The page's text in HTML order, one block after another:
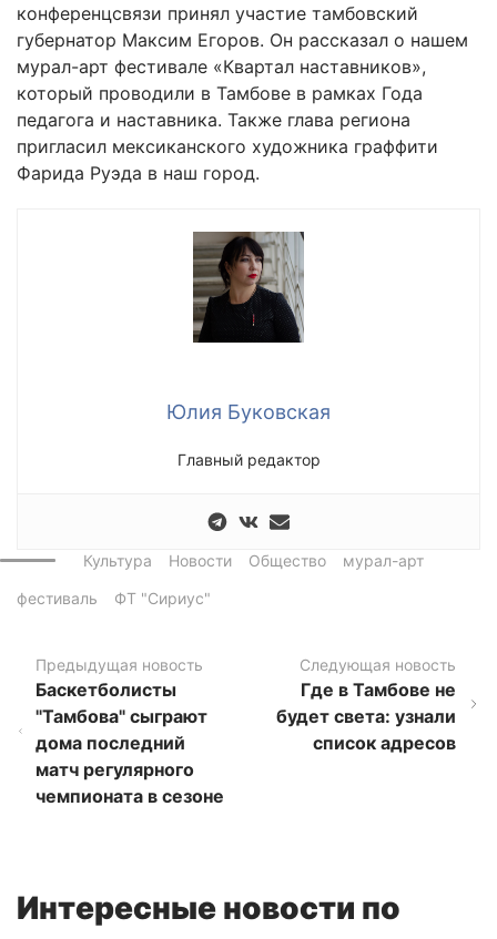
конференцсвязи принял участие тамбовский
губернатор Максим Егоров. Он рассказал о нашем
мурал-арт фестивале «Квартал наставников»,
который проводили в Тамбове в рамках Года
педагога и наставника. Также глава региона
пригласил мексиканского художника граффити
Фарида Руэда в наш город.
Юлия Буковская
Главный редактор
Культура Новости Общество
мурал-арт
фестиваль
ФТ "Сириус"
Предыдущая новость
Баскетболисты
"Тамбова" сыграют
дома последний
матч регулярного
чемпионата в сезоне
Следующая новость
Где в Тамбове не
будет света: узнали
список адресов
Интересные новости по